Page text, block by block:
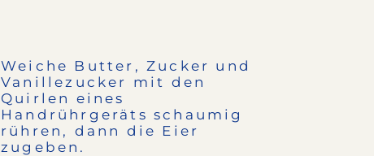
Weiche Butter, Zucker und
Vanillezucker mit den
Quirlen eines
Handrührgeräts schaumig
rühren, dann die Eier
zugeben.